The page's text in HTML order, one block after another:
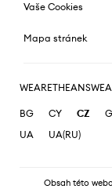
Vaše Cookies
Mapa stránek
BG CY CZ
UA
UA(RU)
Obsah této